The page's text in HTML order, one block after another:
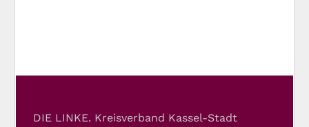
DIE LINKE. Kreisverband Kassel-Stadt